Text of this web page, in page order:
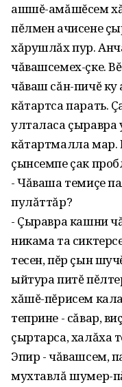
ашшĕ-амăшĕсем
пĕлмен ачисене
хăрушлăх пур.
чăвашсемех-çке.
чăваш сăн-пичĕ
кăтартса парать.
улталаса çыравра
кăтартмалла мар.
çынсемпе çак
- Чăваша темиçе
пулăттăр?
- Çыравра кашни
никама та
тесен, пĕр çын
ыйтура питĕ
хăшĕ-пĕрисем
теприне - сăвар,
çыртарса, халăха
Эпир - чăвашсем,
мухтавлă шумер-